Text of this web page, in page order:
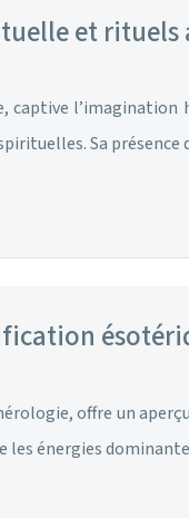
et rituels
captive
Sa
offre un
les énergies